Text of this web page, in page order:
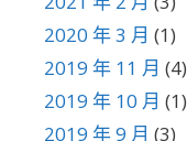
2020 年 3 月 (1)
2019 年 11 月 (4)
2019 年 10 月 (1)
2019 年 9 月 (3)